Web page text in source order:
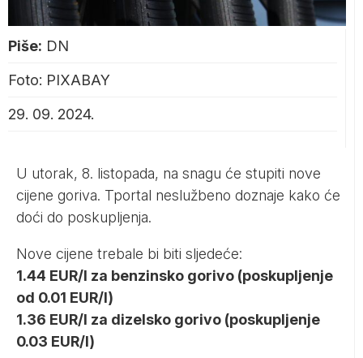
Piše: DN
Foto: PIXABAY
29. 09. 2024.
U utorak, 8. listopada, na snagu će stupiti nove
cijene goriva. Tportal neslužbeno doznaje kako će
doći do poskupljenja.
Nove cijene trebale bi biti sljedeće:
1.44 EUR/l za benzinsko gorivo (poskupljenje
od 0.01 EUR/l)
1.36 EUR/l za dizelsko gorivo (poskupljenje
0.03 EUR/l)